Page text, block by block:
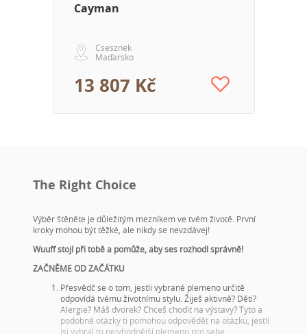
Cayman
Csesznek
Maďarsko
13 807 Kč
The Right Choice
Výběr štěněte je důležitým mezníkem ve tvém životě. První
kroky mohou být těžké, ale nikdy se nevzdávej!
Wuuff stojí při tobě a pomůže, aby ses rozhodl správně!
ZAČNĚME OD ZAČÁTKU
Přesvědč se o tom, jestli vybrané plemeno určitě
odpovídá tvému životnímu stylu. Žiješ aktivně? Děti?
Alergie? Máš dvorek? Chceš chodit na výstavy? Tyto a
podobné otázky ti pomohou odpovědět na otázku, jestli
jsi vybral to nejvhodnější plemeno pro sebe.